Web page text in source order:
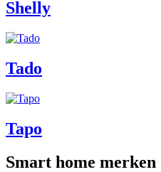
Shelly
Tado
Tapo
Smart home merken